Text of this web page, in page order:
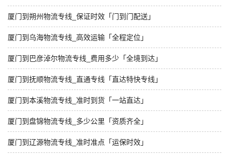
厦门到朔州物流专线_保证时效「门到门配送」
厦门到乌海物流专线_高效运输「全程定位」
厦门到巴彦淖尔物流专线_费用多少「全境到达」
厦门到抚顺物流专线_直通专线「直达特快专线」
厦门到本溪物流专线_准时到货「一站直达」
厦门到盘锦物流专线_多少公里「资质齐全」
厦门到辽源物流专线_准时准点「运保时效」